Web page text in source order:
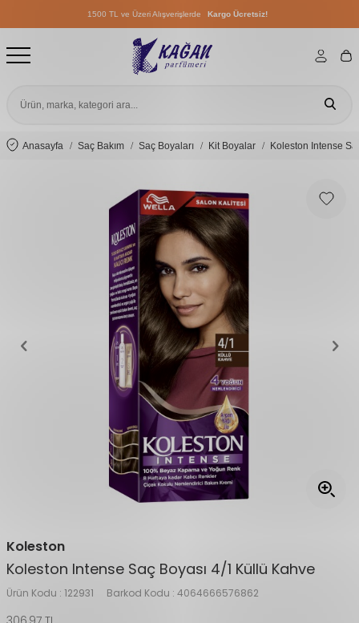
1500 TL ve Üzeri Alışverişlerde Kargo Ücretsiz!
1500 TL ve Üzeri Alışverişlerde
1500 TL ve Üzeri Alışverişlerde
Anasayfa Saç Bakım Saç Boyaları Kit Boyalar Koleston Intense
Koleston
Koleston Intense Saç Boyası 4/1 Küllü Kahve
Ürün Kodu : 122931 Barkod Kodu : 4064666576862